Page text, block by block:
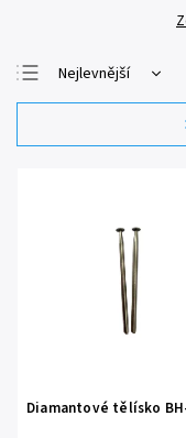
Nejdražší
Nejlevnější
Nejprodávanější
Diamantové tělísko